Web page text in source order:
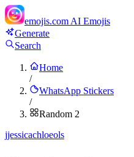
emojis.com AI Emojis
Generate
Search
Home
/
WhatsApp Stickers
/
Random 2
jjessicachloeols